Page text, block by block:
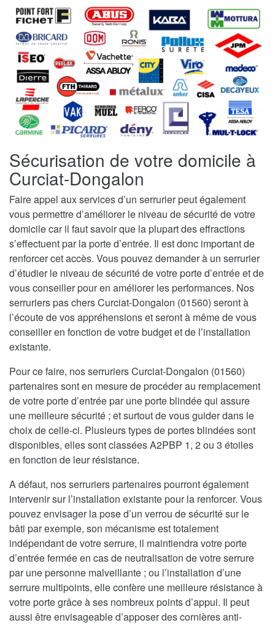
Sécurisation de votre domicile à
Curciat-Dongalon
Faire appel aux services d’un serrurier peut également
vous permettre d’améliorer le niveau de sécurité de votre
domicile car il faut savoir que la plupart des effractions
s’effectuent par la porte d’entrée. Il est donc important de
renforcer cet accès. Vous pouvez demander à un serrurier
d’étudier le niveau de sécurité de votre porte d’entrée et de
vous conseiller pour en améliorer les performances. Nos
serruriers pas chers Curciat-Dongalon (01560) seront à
l’écoute de vos appréhensions et seront à même de vous
conseiller en fonction de votre budget et de l’installation
existante.
Pour ce faire, nos serruriers Curciat-Dongalon (01560)
partenaires sont en mesure de procéder au remplacement
de votre porte d’entrée par une porte blindée qui assure
une meilleure sécurité ; et surtout de vous guider dans le
choix de celle-ci. Plusieurs types de portes blindées sont
disponibles, elles sont classées A2PBP 1, 2 ou 3 étoiles
en fonction de leur résistance.
A défaut, nos serruriers partenaires pourront également
intervenir sur l’installation existante pour la renforcer. Vous
pouvez envisager la pose d’un verrou de sécurité sur le
bâti par exemple, son mécanisme est totalement
indépendant de votre serrure, il maintiendra votre porte
d’entrée fermée en cas de neutralisation de votre serrure
par une personne malveillante ; ou l’installation d’une
serrure multipoints, elle confère une meilleure résistance à
votre porte grâce à ses nombreux points d’appui. Il peut
aussi être envisageable d’apposer des cornières anti-